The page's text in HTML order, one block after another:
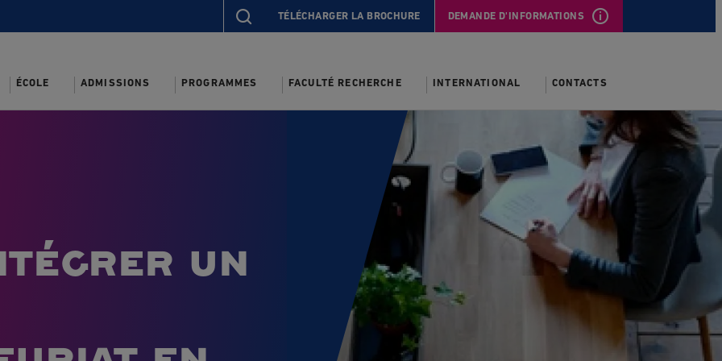
TÉLÉCHARGER LA BROCHURE DEMANDE D'INFORMATIONS
ÉCOLE ADMISSIONS PROGRAMMES FACULTÉ RECHERCHE INTERNATIONAL CONTACTS
un